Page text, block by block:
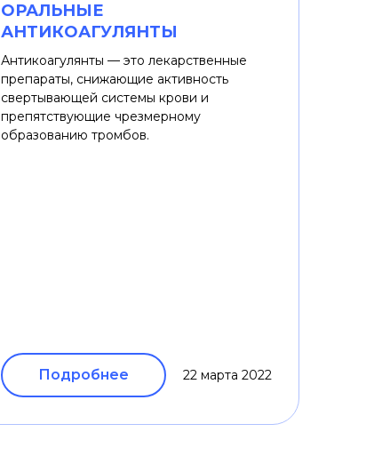
ОРАЛЬНЫЕ
АНТИКОАГУЛЯНТЫ
Антикоагулянты — это лекарственные
препараты, снижающие активность
свертывающей системы крови и
препятствующие чрезмерному
образованию тромбов.
Подробнее 22 марта 2022